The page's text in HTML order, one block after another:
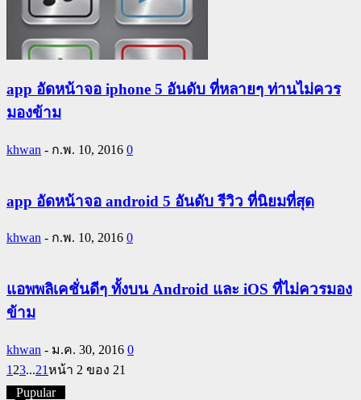
app อัดหน้าจอ iphone 5 อันดับ ที่หลายๆ ท่านไม่ควร
มองข้าม
khwan - ก.พ. 10, 2016 0
app อัดหน้าจอ android 5 อันดับ รีวิว ที่นิยมที่สุด
khwan - ก.พ. 10, 2016 0
แอพพลิเคชั่นดีๆ ทั้งบน Android และ iOS ที่ไม่ควรมอง
ข้าม
khwan - ม.ค. 30, 2016 0
1 23...21หน้า 2 ของ 21
Pupular